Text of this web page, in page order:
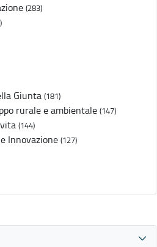
(283)
Giunta (181)
rurale e ambientale (147)
(144)
Innovazione (127)